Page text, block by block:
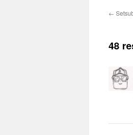
←
48